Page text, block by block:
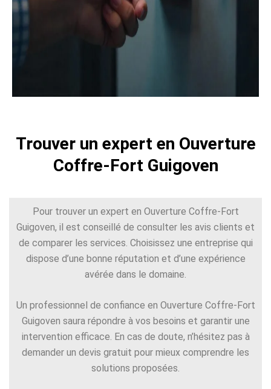
Trouver un expert en Ouverture
Coffre-Fort Guigoven
Pour trouver un expert en Ouverture Coffre-Fort
Guigoven, il est conseillé de consulter les avis clients et
de comparer les services. Choisissez une entreprise qui
dispose d’une bonne réputation et d’une expérience
avérée dans le domaine.
Un professionnel de confiance en Ouverture Coffre-Fort
Guigoven saura répondre à vos besoins et garantir une
intervention efficace. En cas de doute, n’hésitez pas à
demander un devis gratuit pour mieux comprendre les
solutions proposées.